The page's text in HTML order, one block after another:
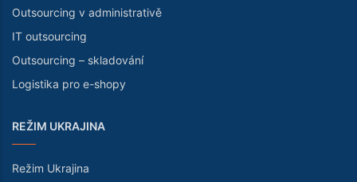
Outsourcing v administrativě
IT outsourcing
Outsourcing – skladování
Logistika pro e-shopy
REŽIM UKRAJINA
Režim Ukrajina